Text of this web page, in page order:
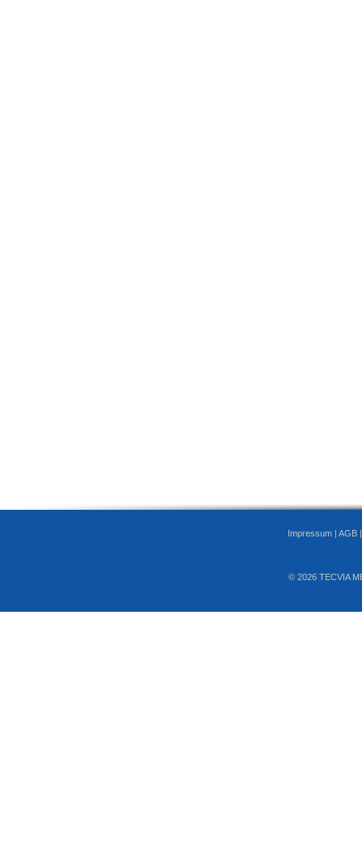
Impressum | AGB
© 2026 TECVIA